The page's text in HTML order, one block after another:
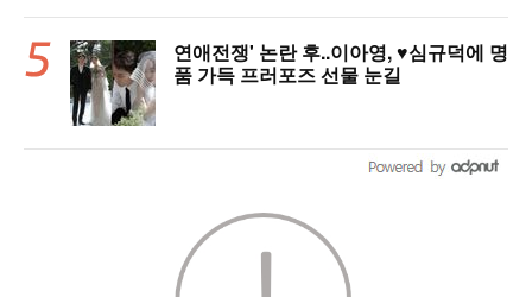
연애전쟁' 논란 후..이아영, ♥심규덕에 명
품 가득 프러포즈 선물 눈길